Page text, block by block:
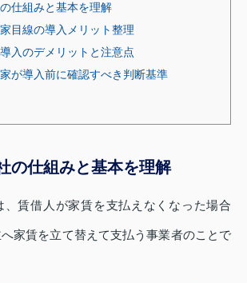
仕組みと基本を理解
目線の導入メリット整理
入のデメリットと注意点
が導入前に確認すべき判断基準
の仕組みと基本を理解
、賃借人が家賃を支払えなくなった場合
家賃を立て替えて支払う事業者のことで